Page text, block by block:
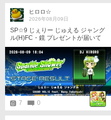
ヒロロ☆
2026年08月09日
SP☆9 じぇりー じゅえる ジャング
ル(H)FC・鏡 プレゼントが届いて
いたので、返品チャレンジを。 正
規だといつも同じ箇所で切れるの
で、試しに鏡でやってみました(^_
^)ゞ POORは出ましたが、なんと
かフル○ン出来たので良かったです
(*◎ω◎*) そしてスコアは伸びたも
のの、返品は失敗でしたヾ(‘～` )ゞ
7 0